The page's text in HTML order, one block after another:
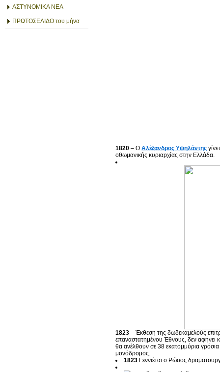
ΑΣΤΥΝΟΜΙΚΑ ΝΕΑ
ΠΡΩΤΟΣΕΛΙΔΟ του μήνα
1820 – Ο Αλέξανδρος Υψηλάντης
οθωμανικής κυριαρχίας στην Ελλάδα.
1823 – Έκθεση της δωδεκαμελούς
επαναστατημένου Έθνους, δεν αφήνει
θα ανέλθουν σε 38 εκατομμύρια
μονόδρομος.
1823 Γεννιέται ο Ρώσος